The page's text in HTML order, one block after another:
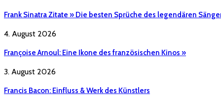
Frank Sinatra Zitate » Die besten Sprüche des legendären
4. August 2026
Françoise Arnoul: Eine Ikone des französischen Kinos »
3. August 2026
Francis Bacon: Einfluss & Werk des Künstlers